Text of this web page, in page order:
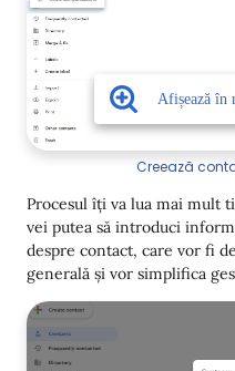
Creează
Procesul îți va lua mai mult
vei putea să introduci
despre contact, care vor fi
generală și vor simplifica